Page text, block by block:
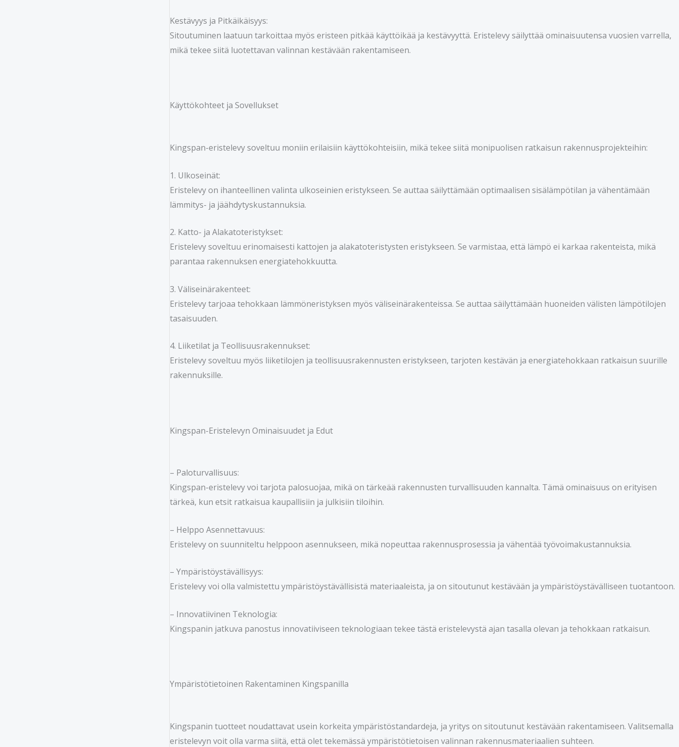
Kestävyys ja Pitkäikäisyys:
Sitoutuminen laatuun tarkoittaa myös eristeen pitkää käyttöikää ja kestävyyttä. Eristelevy säilyttää ominaisuutensa vuosien varrella,
mikä tekee siitä luotettavan valinnan kestävään rakentamiseen.
Käyttökohteet ja Sovellukset
Kingspan-eristelevy soveltuu moniin erilaisiin käyttökohteisiin, mikä tekee siitä monipuolisen ratkaisun rakennusprojekteihin:
1. Ulkoseinät:
Eristelevy on ihanteellinen valinta ulkoseinien eristykseen. Se auttaa säilyttämään optimaalisen sisälämpötilan ja vähentämään
lämmitys- ja jäähdytyskustannuksia.
2. Katto- ja Alakatoteristykset:
Eristelevy soveltuu erinomaisesti kattojen ja alakatoteristysten eristykseen. Se varmistaa, että lämpö ei karkaa rakenteista, mikä
parantaa rakennuksen energiatehokkuutta.
3. Väliseinärakenteet:
Eristelevy tarjoaa tehokkaan lämmöneristyksen myös väliseinärakenteissa. Se auttaa säilyttämään huoneiden välisten lämpötilojen
tasaisuuden.
4. Liiketilat ja Teollisuusrakennukset:
Eristelevy soveltuu myös liiketilojen ja teollisuusrakennusten eristykseen, tarjoten kestävän ja energiatehokkaan ratkaisun suurille
rakennuksille.
Kingspan-Eristelevyn Ominaisuudet ja Edut
– Paloturvallisuus:
Kingspan-eristelevy voi tarjota palosuojaa, mikä on tärkeää rakennusten turvallisuuden kannalta. Tämä ominaisuus on erityisen
tärkeä, kun etsit ratkaisua kaupallisiin ja julkisiin tiloihin.
– Helppo Asennettavuus:
Eristelevy on suunniteltu helppoon asennukseen, mikä nopeuttaa rakennusprosessia ja vähentää työvoimakustannuksia.
– Ympäristöystävällisyys:
Eristelevy voi olla valmistettu ympäristöystävällisistä materiaaleista, ja on sitoutunut kestävään ja ympäristöystävälliseen tuotantoon.
– Innovatiivinen Teknologia:
Kingspanin jatkuva panostus innovatiiviseen teknologiaan tekee tästä eristelevystä ajan tasalla olevan ja tehokkaan ratkaisun.
Ympäristötietoinen Rakentaminen Kingspanilla
Kingspanin tuotteet noudattavat usein korkeita ympäristöstandardeja, ja yritys on sitoutunut kestävään rakentamiseen. Valitsemalla
eristelevyn voit olla varma siitä, että olet tekemässä ympäristötietoisen valinnan rakennusmateriaalien suhteen.